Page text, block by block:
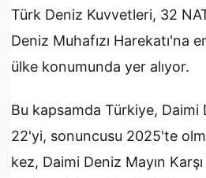
Türk Deniz Kuvvetleri, 32
Deniz Muhafızı Harekatı'na
ülke konumunda yer alıyor.
Bu kapsamda Türkiye, Daimi
22'yi, sonuncusu 2025'te
kez, Daimi Deniz Mayın